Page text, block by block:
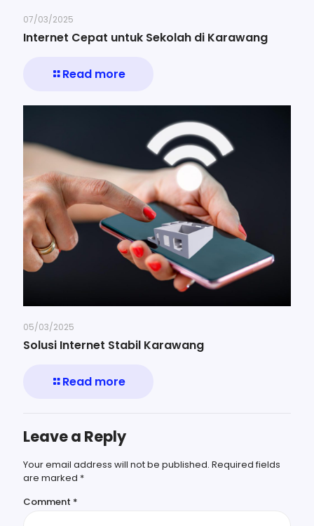
07/03/2025
Internet Cepat untuk Sekolah di Karawang
Read more
05/03/2025
Solusi Internet Stabil Karawang
Read more
Leave a Reply
Your email address will not be published. Required fields
are marked *
Comment *